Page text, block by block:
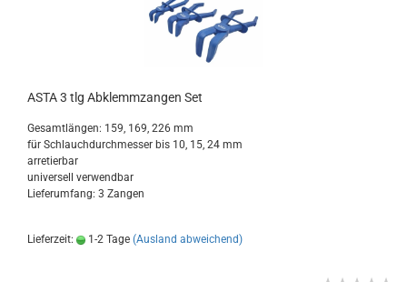
ASTA 3 tlg Abklemmzangen Set
Gesamtlängen: 159, 169, 226 mm
für Schlauchdurchmesser bis 10, 15, 24 mm
arretierbar
universell verwendbar
Lieferumfang: 3 Zangen
Lieferzeit: 1-2 Tage (Ausland abweichend)